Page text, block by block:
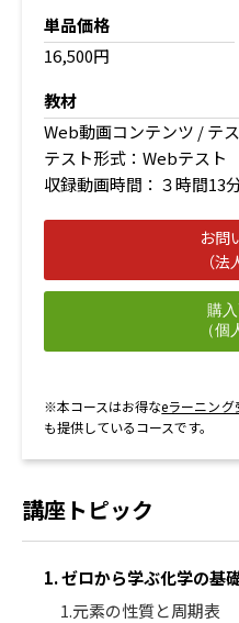
単品価格
16,500円
教材
Web動画コンテンツ / テ
テスト形式：Webテスト
収録動画時間：３時間13
お問
（法
購
（個
※本コースはお得なeラーニング
も提供しているコースです。
講座トピック
1. ゼロから学ぶ化学の基
1.元素の性質と周期表